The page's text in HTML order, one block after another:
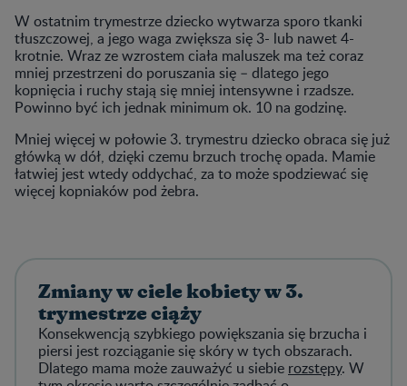
W ostatnim trymestrze dziecko wytwarza sporo tkanki
tłuszczowej, a jego waga zwiększa się 3- lub nawet 4-
krotnie. Wraz ze wzrostem ciała maluszek ma też coraz
mniej przestrzeni do poruszania się – dlatego jego
kopnięcia i ruchy stają się mniej intensywne i rzadsze.
Powinno być ich jednak minimum ok. 10 na godzinę.
Mniej więcej w połowie 3. trymestru dziecko obraca się już
główką w dół, dzięki czemu brzuch trochę opada. Mamie
łatwiej jest wtedy oddychać, za to może spodziewać się
więcej kopniaków pod żebra.
Zmiany w ciele kobiety w 3.
trymestrze ciąży
Konsekwencją szybkiego powiększania się brzucha i
piersi jest rozciąganie się skóry w tych obszarach.
Dlatego mama może zauważyć u siebie rozstępy. W